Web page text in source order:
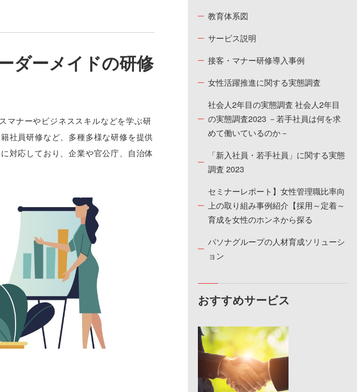
教育体系図
サービス説明
接客・マナー研修導入事例
女性活躍推進に関する実態調査
社会人2年目の実態調査 社会人2年目
の実態調査2023 －若手社員は何を求
めて働いているのか－
「新入社員・若手社員」に関する実態
調査 2023
セミナーレポート】女性管理職比率向
上の取り組み事例紹介【採用～定着～
育成を女性のホンネから探る
パソナグループの人材育成ソリューシ
ョン
おすすめサービス
ダーメイドの研修
マナーやビジネススキルなどを学ぶ研
社員研修など、多種多様な研修を提供
対応しており、企業や官公庁、自治体